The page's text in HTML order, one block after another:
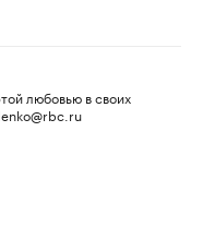
любовью в своих